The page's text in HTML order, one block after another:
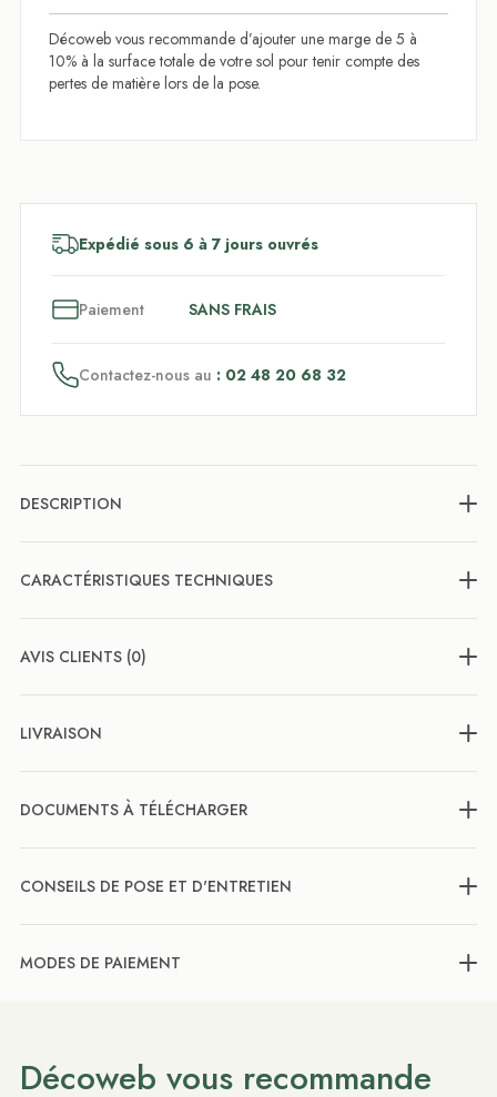
Décoweb vous recommande d’ajouter une marge de 5 à
10% à la surface totale de votre sol pour tenir compte des
pertes de matière lors de la pose.
Expédié sous 6 à 7 jours ouvrés
Paiement SANS FRAIS
Contactez-nous au : 02 48 20 68 32
DESCRIPTION
CARACTÉRISTIQUES TECHNIQUES
AVIS CLIENTS (0)
LIVRAISON
DOCUMENTS À TÉLÉCHARGER
CONSEILS DE POSE ET D'ENTRETIEN
MODES DE PAIEMENT
Décoweb vous recommande